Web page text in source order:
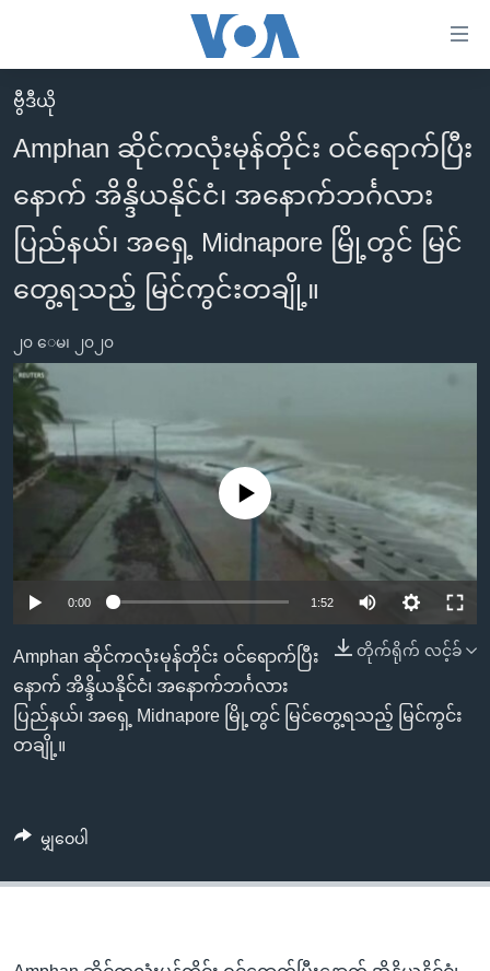
လွယ်ကူ
စေ
Link
များ
ပင်မ
သို့
ကျော်
ကြည့်
ရန်
ပင်မ
အ
စာမျက်နှာ
သို့
ကျော်
ရှာဖွေ
ရန်
မူလစာမျက်နှာ
မြန်မာ
ကမ္ဘာ့သတင်းများ
နိုင်ငံတကာ
တရုတ်
အစ္စရေး-ပါလက်စတိုင်း
ဗွီဒီယို
သတင်းလွတ်လပ်ခွင့်
ရပ်ဝန်းတခု လမ်းတခု အလွန်
အင်္ဂလိပ်စာလေ့လာမယ်
အမေရိကန်သုံးအီဒီယံ
မကြေးမုံရဲ့ အင်္ဂလိပ်စာ
ရုပ်ရှင်ထဲက အင်္ဂလိပ်စာ
သုတပဒေသာ အင်္ဂလိပ်စာ
အပတ်စဉ်ကဏ္ဍများ
ရေဒီယို
တီဗွီ
ရေဒီယိုနှင့်ရုပ်သံ အချက်အလက်များ
ရေဒီယို/တီဗွီအစီအစဉ်
Learning English
ဗွီအိုအေ လူမှုကွန်ယက်များ
ဘာသာစကားများ
ဗွီဒီယို
Amphan ဆိုင်ကလုံးမုန်တိုင်း ဝင်ရောက်ပြီး
နောက် အိန္ဒိယနိုင်ငံ၊ အနောက်ဘင်္ဂလား
ပြည်နယ်၊ အရှေ့ Midnapore မြို့တွင် မြင်
တွေ့ရသည့် မြင်ကွင်းတချို့။
၂၀ ေမ၊ ၂၀၂၀
No media source currently available
0:00 1:52
တိုက်ရိုက် လင့်ခ်
Amphan ဆိုင်ကလုံးမုန်တိုင်း ဝင်ရောက်ပြီး
နောက် အိန္ဒိယနိုင်ငံ၊ အနောက်ဘင်္ဂလား
ပြည်နယ်၊ အရှေ့ Midnapore မြို့တွင် မြင်တွေ့ရသည့် မြင်ကွင်း
တချို့။
မျှဝေပါ